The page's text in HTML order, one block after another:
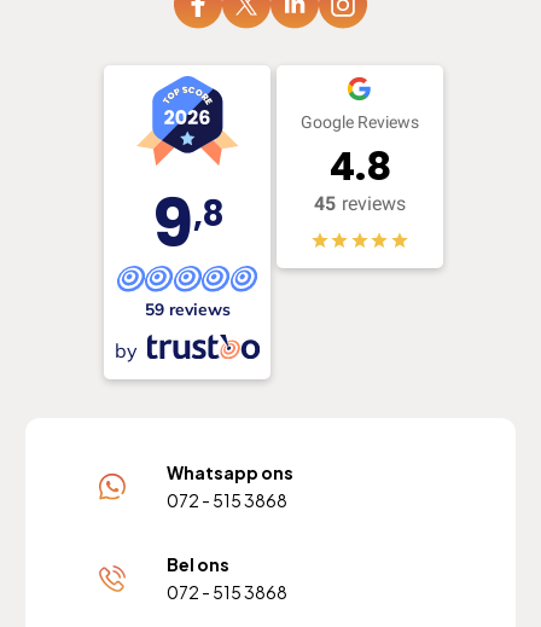
9,8
59 reviews
by
Google Reviews
4.8
45 reviews
Whatsapp ons
072 - 515 3868
Bel ons
072 - 515 3868